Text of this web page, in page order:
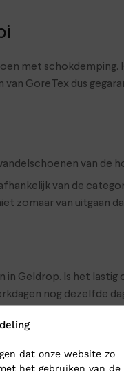
dat onze website zo
het gebruiken van de
met
GoreTex dus
van
van de
zomaar van uitgaan
Geldrop. Is het
nog dezelfde